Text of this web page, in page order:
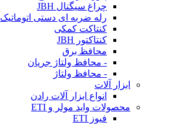
چراغ سیگنال JBH
رله ضربه ای دستی اتوماتیک
کنتاکت کمکی
کنتاکتور JBH
محافظ برق
- محافظ ولتاژ جریان
- محافظ ولتاژ
ابزار آلات
انواع ابزار آلات رادن
محصولات واید مولر و ETI
فیوز ETI